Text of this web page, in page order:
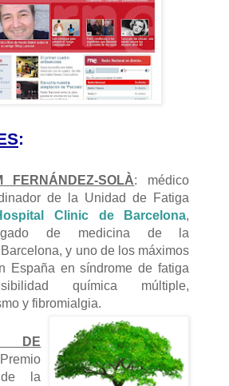
:
FERNÁNDEZ-SOLÀ: médico
de la Unidad de Fatiga
Clinic de Barcelona,
de medicina de la
y uno de los máximos
España en síndrome de fatiga
química múltiple,
y fibromialgia.
DE
la